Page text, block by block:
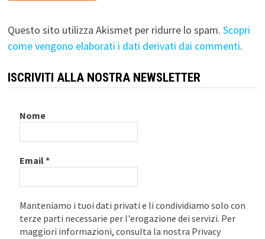
Questo sito utilizza Akismet per ridurre lo spam. Scopri
come vengono elaborati i dati derivati dai commenti.
ISCRIVITI ALLA NOSTRA NEWSLETTER
Nome
Email*
Manteniamo i tuoi dati privati e li condividiamo solo con
terze parti necessarie per l'erogazione dei servizi. Per
maggiori informazioni, consulta la nostra Privacy